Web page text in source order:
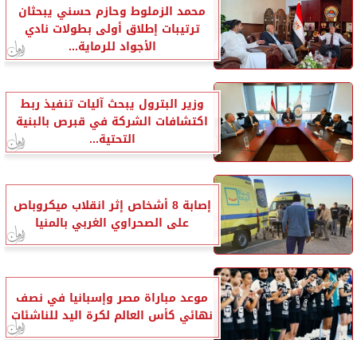
محمد الزملوط وحازم حسني يبحثان
ترتيبات إطلاق أولى بطولات نادي
الأجواد للرماية...
وزير البترول يبحث آليات تنفيذ ربط
اكتشافات الشركة في قبرص بالبنية
التحتية...
إصابة 8 أشخاص إثر انقلاب ميكروباص
على الصحراوي الغربي بالمنيا
موعد مباراة مصر وإسبانيا في نصف
نهائي كأس العالم لكرة اليد للناشئات